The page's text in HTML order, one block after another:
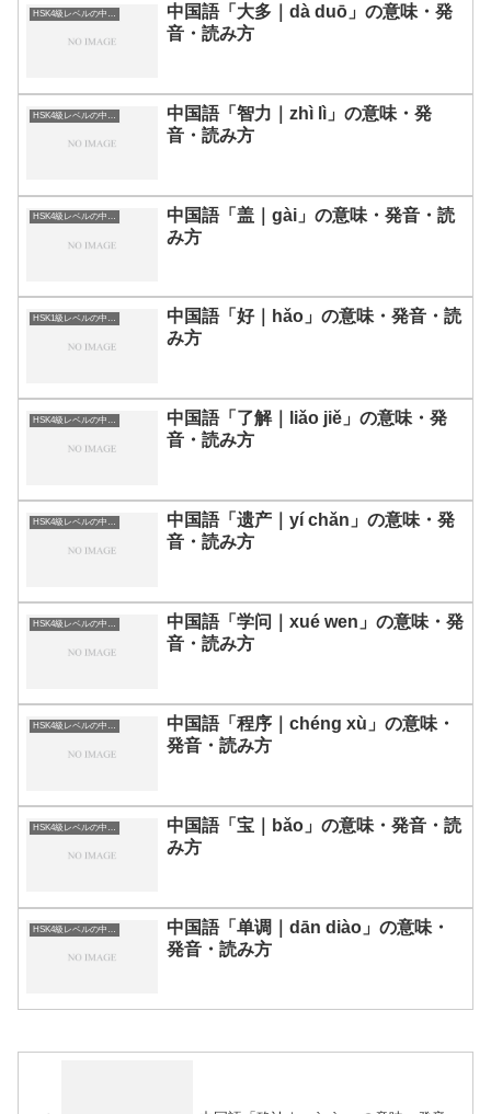
中国語「大多｜dà duō」の意味・発
音・読み方
中国語「智力｜zhì lì」の意味・発
音・読み方
HSK4級レベルの中国語
中国語「盖｜gài」の意味・発音・読
み方
HSK1級レベルの中国語
中国語「好｜hǎo」の意味・発音・読
み方
HSK4級レベルの中国語
中国語「了解｜liǎo jiě」の意味・発
音・読み方
HSK4級レベルの中国語
中国語「遗产｜yí chǎn」の意味・発
音・読み方
HSK4級レベルの中国語
中国語「学问｜xué wen」の意味・発
音・読み方
HSK4級レベルの中国語
中国語「程序｜chéng xù」の意味・
発音・読み方
中国語「宝｜bǎo」の意味・発音・読
み方
中国語「单调｜dān diào」の意味・
発音・読み方